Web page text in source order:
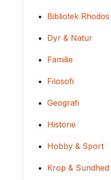
Bibliotek Rhodos
Dyr & Natur
Familie
Filosofi
Geografi
Historie
Hobby & Sport
Krop & Sundhed